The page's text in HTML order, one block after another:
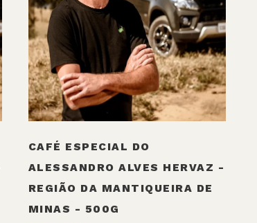
CAFÉ ESPECIAL DO
ALESSANDRO ALVES HERVAZ -
REGIÃO DA MANTIQUEIRA DE
MINAS - 500G